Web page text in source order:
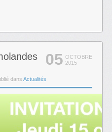
05 OCTOBRE
2015
dans Actualités